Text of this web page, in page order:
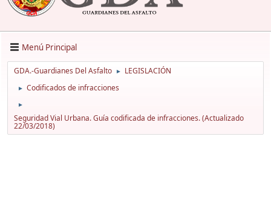
Menú Principal
GDA.-Guardianes Del Asfalto ► LEGISLACIÓN
► Codificados de infracciones
►
Seguridad Vial Urbana. Guía codificada de infracciones. (Actualizado
22/03/2018)